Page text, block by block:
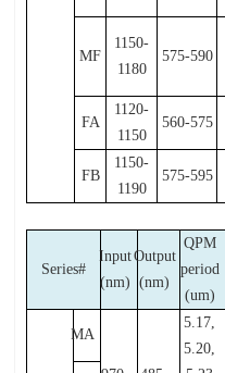
MF
1150-
1180
575-590
FA
1120-
1150
560-575
FB
1150-
1190
575-595
Series#
Input
(nm)
Output
(nm)
QPM
period
(um)
MA
5.17,
5.20,